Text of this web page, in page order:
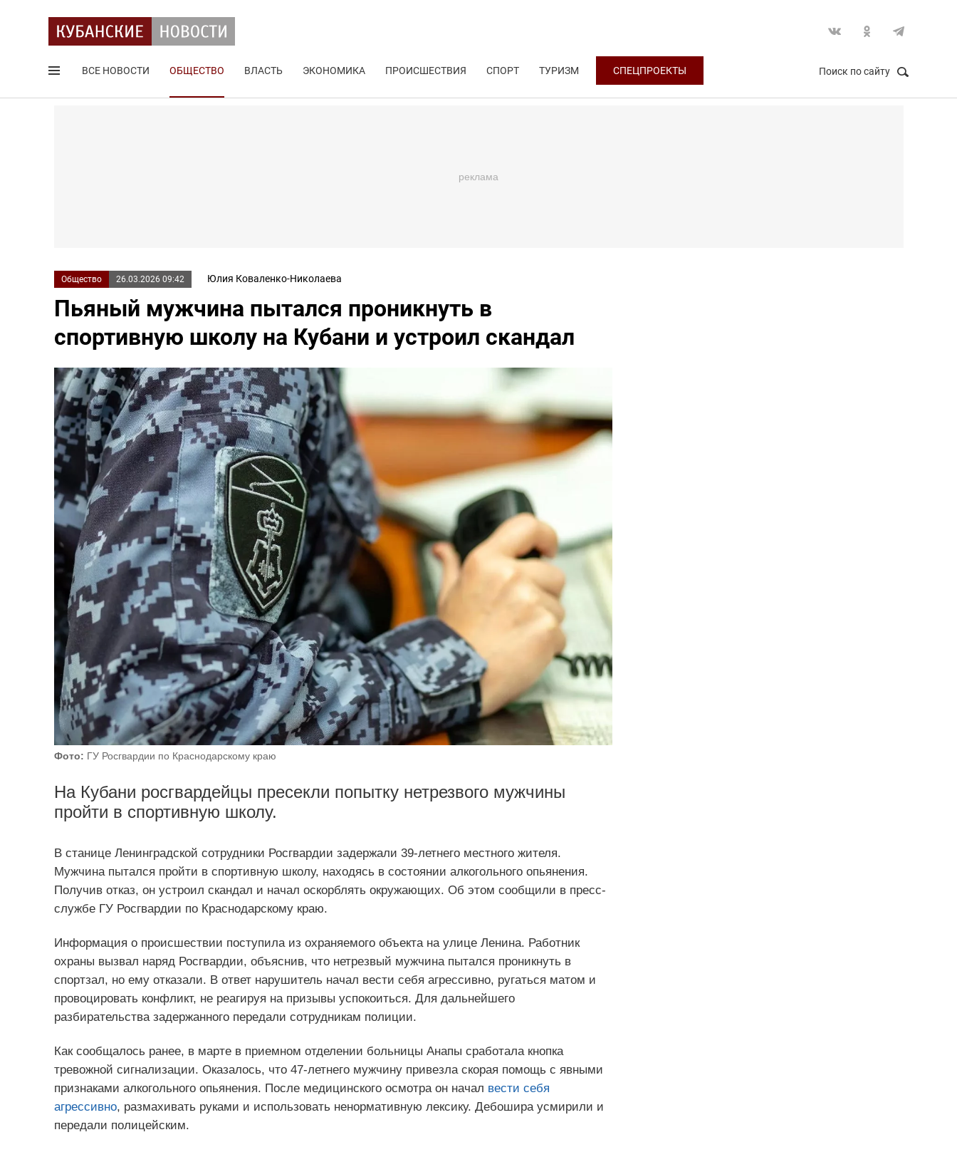
ВСЕ НОВОСТИ ОБЩЕСТВО ВЛАСТЬ ЭКОНОМИКА ПРОИСШЕСТВИЯ СПОРТ ТУРИЗМ СПЕЦПРОЕКТЫ Поиск по сайту
Общество 26.03.2026 09:42 Юлия Коваленко-Николаева
Пьяный мужчина пытался проникнуть в
спортивную школу на Кубани и устроил скандал
Фото: ГУ Росгвардии по Краснодарскому краю
На Кубани росгвардейцы пресекли попытку нетрезвого мужчины
пройти в спортивную школу.
В станице Ленинградской сотрудники Росгвардии задержали 39-летнего местного жителя.
Мужчина пытался пройти в спортивную школу, находясь в состоянии алкогольного опьянения.
Получив отказ, он устроил скандал и начал оскорблять окружающих. Об этом сообщили в пресс-
службе ГУ Росгвардии по Краснодарскому краю.
Информация о происшествии поступила из охраняемого объекта на улице Ленина. Работник
охраны вызвал наряд Росгвардии, объяснив, что нетрезвый мужчина пытался проникнуть в
спортзал, но ему отказали. В ответ нарушитель начал вести себя агрессивно, ругаться матом и
провоцировать конфликт, не реагируя на призывы успокоиться. Для дальнейшего
разбирательства задержанного передали сотрудникам полиции.
Как сообщалось ранее, в марте в приемном отделении больницы Анапы сработала кнопка
тревожной сигнализации. Оказалось, что 47-летнего мужчину привезла скорая помощь с явными
признаками алкогольного опьянения. После медицинского осмотра он начал вести себя
агрессивно, размахивать руками и использовать ненормативную лексику. Дебошира усмирили и
передали полицейским.